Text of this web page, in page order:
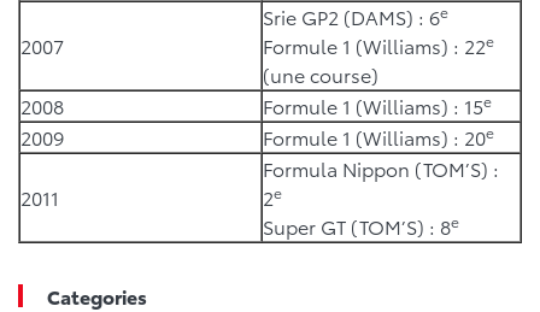
2007
Srie GP2 (DAMS) : 6e
Formule 1 (Williams) : 22e
(une course)
2008
Formule 1 (Williams) : 15e
2009 Formule 1 (Williams) : 20e
2011
Formula Nippon (TOM’S) :
2e
Super GT (TOM’S) : 8e
Categories